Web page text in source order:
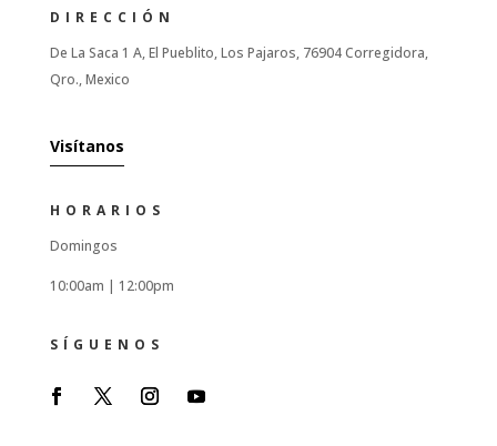
DIRECCIÓN
De La Saca 1 A, El Pueblito, Los Pajaros, 76904 Corregidora,
Qro., Mexico
Visítanos
HORARIOS
Domingos
10:00am | 12:00pm
SÍGUENOS